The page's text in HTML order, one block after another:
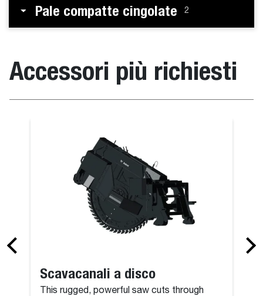
Pale compatte cingolate 2
Accessori più richiesti
Scavacanali a disco
This rugged, powerful saw cuts through